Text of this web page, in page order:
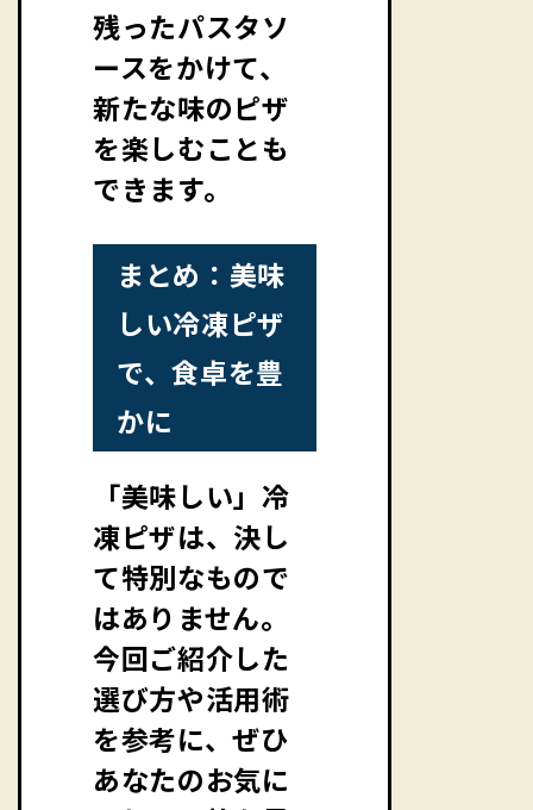
残ったパスタソ
ースをかけて、
新たな味のピザ
を楽しむことも
できます。
まとめ：美味
しい冷凍ピザ
で、食卓を豊
かに
「美味しい」冷
凍ピザは、決し
て特別なもので
はありません。
今回ご紹介した
選び方や活用術
を参考に、ぜひ
あなたのお気に